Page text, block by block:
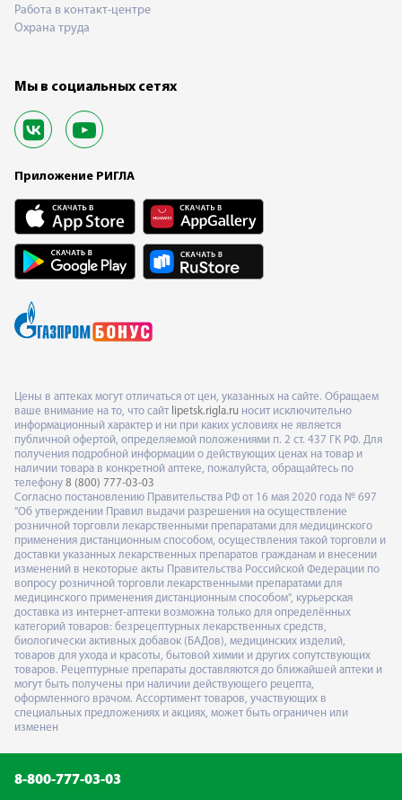
Работа в контакт-центре
Охрана труда
Мы в социальных сетях
Приложение РИГЛА
Цены в аптеках могут отличаться от цен, указанных на сайте. Обращаем
ваше внимание на то, что сайт lipetsk.rigla.ru носит исключительно
информационный характер и ни при каких условиях не является
публичной офертой, определяемой положениями п. 2 ст. 437 ГК РФ. Для
получения подробной информации о действующих ценах на товар и
наличии товара в конкретной аптеке, пожалуйста, обращайтесь по
телефону 8 (800) 777-03-03
Согласно постановлению Правительства РФ от 16 мая 2020 года № 697
"Об утверждении Правил выдачи разрешения на осуществление
розничной торговли лекарственными препаратами для медицинского
применения дистанционным способом, осуществления такой торговли и
доставки указанных лекарственных препаратов гражданам и внесении
изменений в некоторые акты Правительства Российской Федерации по
вопросу розничной торговли лекарственными препаратами для
медицинского применения дистанционным способом", курьерская
доставка из интернет-аптеки возможна только для определённых
категорий товаров: безрецептурных лекарственных средств,
биологически активных добавок (БАДов), медицинских изделий,
товаров для ухода и красоты, бытовой химии и других сопутствующих
товаров. Рецептурные препараты доставляются до ближайшей аптеки и
могут быть получены при наличии действующего рецепта,
оформленного врачом. Ассортимент товаров, участвующих в
специальных предложениях и акциях, может быть ограничен или
изменен
8-800-777-03-03